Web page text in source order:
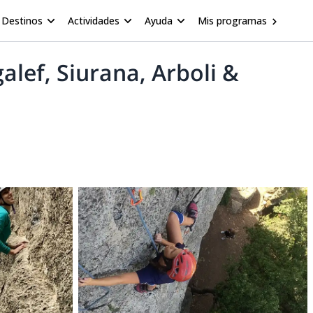
Destinos Actividades Ayuda Mis programas
Siurana, Arboli &